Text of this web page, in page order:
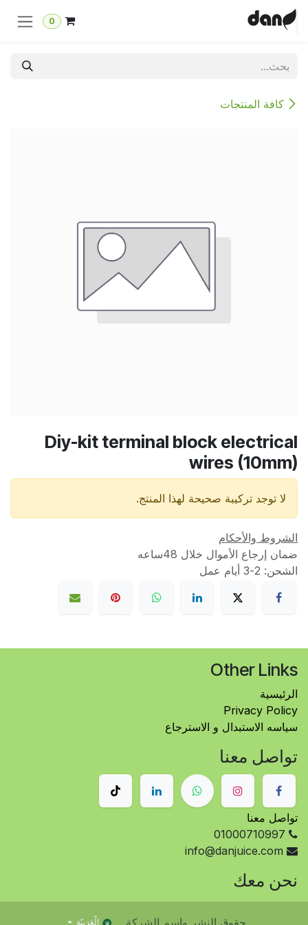
تخطي للذهاب إلى المحتوى
0
كافة المنتجات
Diy-kit terminal block electrical
wires (10mm)
لا توجد تركيبة صحيحة لهذا المنتج.
الشروط والأحكام
ضمان إرجاع الأموال خلال 48ساعه
الشحن: 2-3 أيام عمل
Other Links
الرئيسية
Privacy Policy
سياسه الاستبدال و الاسترجاع
تواصل معنا
تواصل معنا
01000710997
info@danjuice.com
نحن معك
حقوق النشر واسم الشركة الْعَرَبيّة